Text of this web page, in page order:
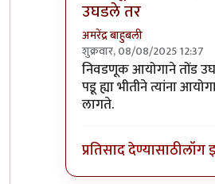
उघडले तर
अमरेंद्र बाहुबली
शुक्रवार, 08/08/2025 12:37
In reply toभाजपचे नेते
निवडणूक आयोगाने तोंड
पडू ह्या भीतीने त्यांना
लागते.
प्रतिसाद देण्यासाठीलॉग